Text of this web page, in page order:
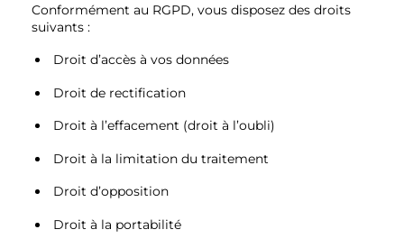
Conformément au RGPD, vous disposez des droits
suivants :
Droit d’accès à vos données
Droit de rectification
Droit à l’effacement (droit à l’oubli)
Droit à la limitation du traitement
Droit d’opposition
Droit à la portabilité